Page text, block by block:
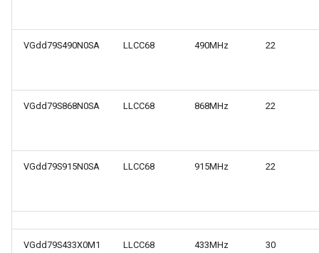
VGdd79S490N0SA LLCC68 490MHz 22
VGdd79S868N0SA LLCC68 868MHz 22
VGdd79S915N0SA LLCC68 915MHz 22
VGdd79S433X0M1 LLCC68 433MHz 30